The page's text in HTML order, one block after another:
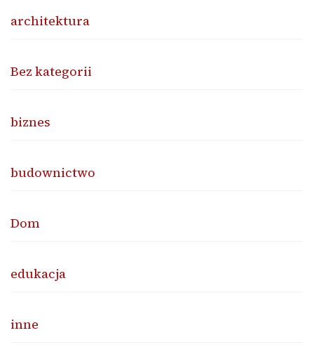
architektura
Bez kategorii
biznes
budownictwo
Dom
edukacja
inne